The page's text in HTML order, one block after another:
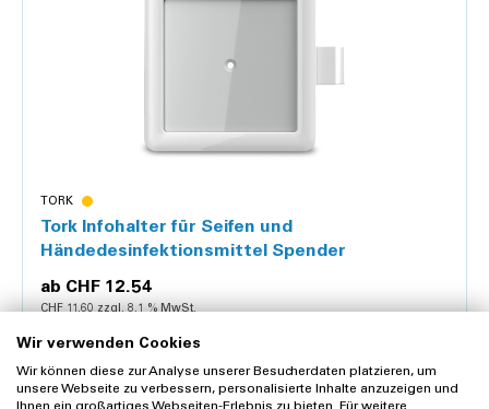
TORK
Tork Infohalter für Seifen und
Händedesinfektionsmittel Spender
ab CHF 12.54
CHF 11.60 zzgl. 8.1 % MwSt.
Wir verwenden Cookies
Wir können diese zur Analyse unserer Besucherdaten platzieren, um
unsere Webseite zu verbessern, personalisierte Inhalte anzuzeigen und
Ihnen ein großartiges Webseiten-Erlebnis zu bieten. Für weitere